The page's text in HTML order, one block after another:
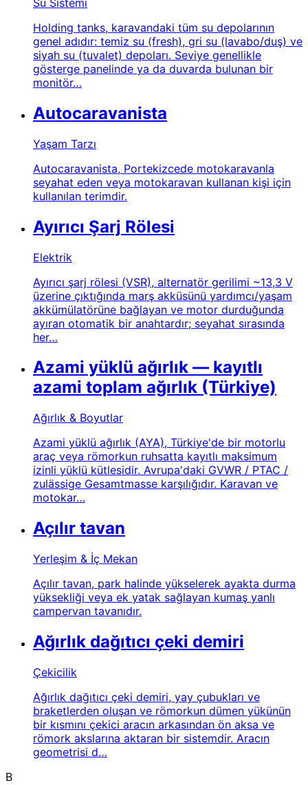
Holding tanks, karavandaki tüm su depolarının
genel adıdır: temiz su (fresh), gri su (lavabo/duş) ve
siyah su (tuvalet) depoları. Seviye genellikle
gösterge panelinde ya da duvarda bulunan bir
monitör…
Autocaravanista
Yaşam Tarzı
Autocaravanista, Portekizcede motokaravanla
seyahat eden veya motokaravan kullanan kişi için
kullanılan terimdir.
Ayırıcı Şarj Rölesi
Elektrik
Ayırıcı şarj rölesi (VSR), alternatör gerilimi ~13,3 V
üzerine çıktığında marş akküsünü yardımcı/yaşam
akkümülatörüne bağlayan ve motor durduğunda
ayıran otomatik bir anahtardır; seyahat sırasında
her…
Azami yüklü ağırlık — kayıtlı
azami toplam ağırlık (Türkiye)
Ağırlık & Boyutlar
Azami yüklü ağırlık (AYA), Türkiye'de bir motorlu
araç veya römorkun ruhsatta kayıtlı maksimum
izinli yüklü kütlesidir. Avrupa'daki GVWR / PTAC /
zulässige Gesamtmasse karşılığıdır. Karavan ve
motokar…
Açılır tavan
Yerleşim & İç Mekan
Açılır tavan, park halinde yükselerek ayakta durma
yüksekliği veya ek yatak sağlayan kumaş yanlı
campervan tavanıdır.
Ağırlık dağıtıcı çeki demiri
Çekicilik
Ağırlık dağıtıcı çeki demiri, yay çubukları ve
braketlerden oluşan ve römorkun dümen yükünün
bir kısmını çekici aracın arkasından ön aksa ve
römork akslarına aktaran bir sistemdir. Aracın
geometrisi d…
B